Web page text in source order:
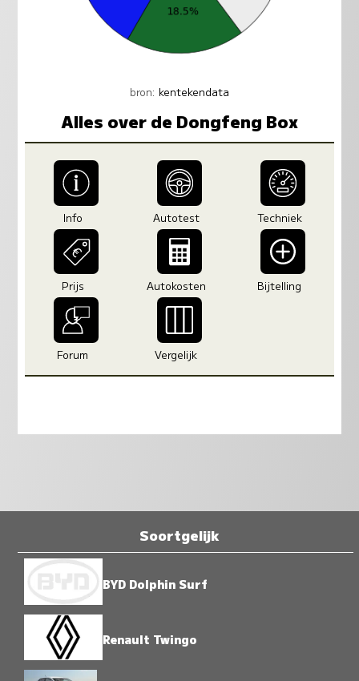
bron: kentekendata
Alles over de Dongfeng Box
Info Autotest Techniek
Prijs Autokosten Bijtelling
Forum Vergelijk
Soortgelijk
BYD Dolphin Surf
Renault Twingo